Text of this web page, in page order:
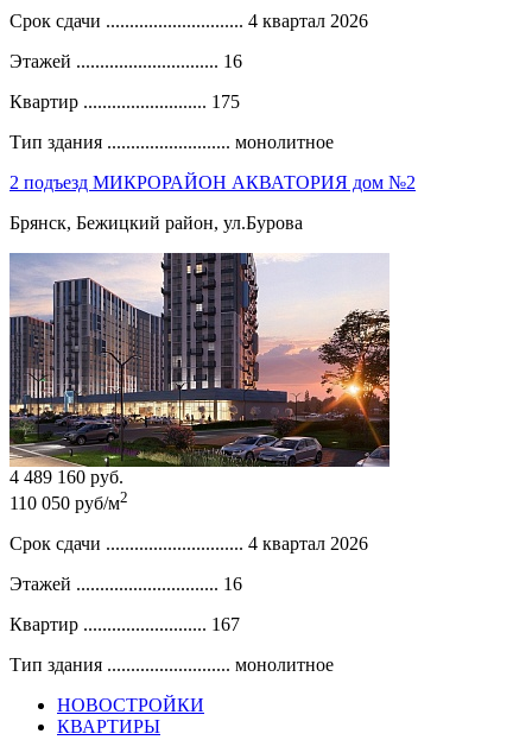
Срок сдачи ............................. 4 квартал 2026
Этажей .............................. 16
Квартир .......................... 175
Тип здания .......................... монолитное
2 подъезд МИКРОРАЙОН АКВАТОРИЯ дом №2
Брянск, Бежицкий район, ул.Бурова
4 489 160 руб.
110 050 руб/м2
Срок сдачи ............................. 4 квартал 2026
Этажей .............................. 16
Квартир .......................... 167
Тип здания .......................... монолитное
НОВОСТРОЙКИ
КВАРТИРЫ